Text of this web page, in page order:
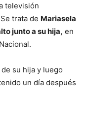
televisión
trata de Mariasela
junto a su hija, en
su hija y luego
un día después